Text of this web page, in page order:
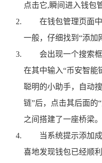
点击它,瞬间进入钱包
在钱包管理页面
一般，仔细找到“添加
会出现一个搜索
在其中输入“币安智能
聪明的小助手，自动
链”后，点击其后面的
之间搭建了一座桥梁。
当系统提示添加
喜地发现钱包已经顺